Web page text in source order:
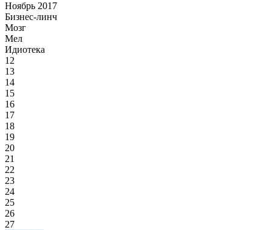
Ноябрь 2017
Бизнес-линч
Мозг
Мел
Идиотека
12
13
14
15
16
17
18
19
20
21
22
23
24
25
26
27